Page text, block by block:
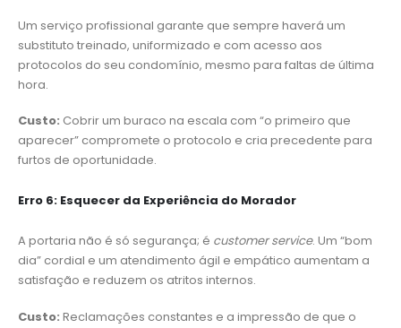
Um serviço profissional garante que sempre haverá um
substituto treinado, uniformizado e com acesso aos
protocolos do seu condomínio, mesmo para faltas de última
hora.
Custo: Cobrir um buraco na escala com “o primeiro que
aparecer” compromete o protocolo e cria precedente para
furtos de oportunidade.
Erro 6: Esquecer da Experiência do Morador
A portaria não é só segurança; é customer service. Um “bom
dia” cordial e um atendimento ágil e empático aumentam a
satisfação e reduzem os atritos internos.
Custo: Reclamações constantes e a impressão de que o